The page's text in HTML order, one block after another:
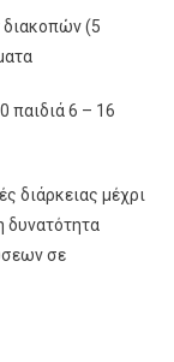
διακοπών (5
παιδιά 6 – 16
διάρκειας μέχρι
δυνατότητα
σε